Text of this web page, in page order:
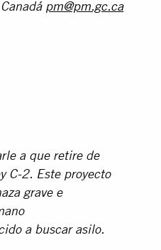
Canadá pm@pm.gc.ca
a que retire de
C-2. Este proyecto
grave e
a buscar asilo.